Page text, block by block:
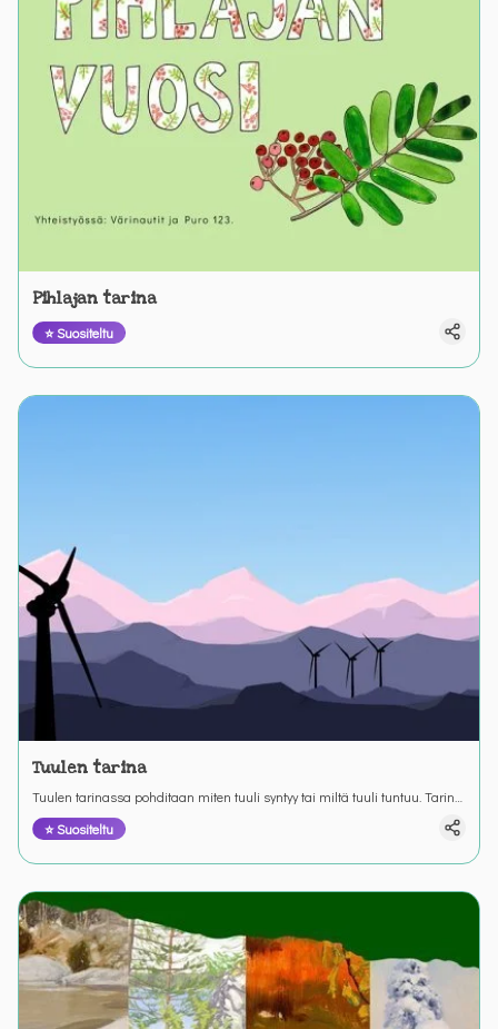
Pihlajan tarina
⭐ Suositeltu
Tuulen tarina
Tuulen tarinassa pohditaan miten tuuli syntyy tai miltä tuuli tuntuu. Tarina
kertoo myös, mitä hyötyä tuulesta voi olla. Yhteistyössä Neoen Renewable
Energyn kanssa.
⭐ Suositeltu